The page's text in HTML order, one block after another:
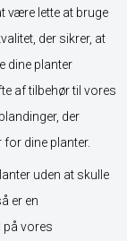
være lette at bruge
der sikrer, at
dine planter
af tilbehør til vores
der
dine planter.
uden at skulle
er en
på vores